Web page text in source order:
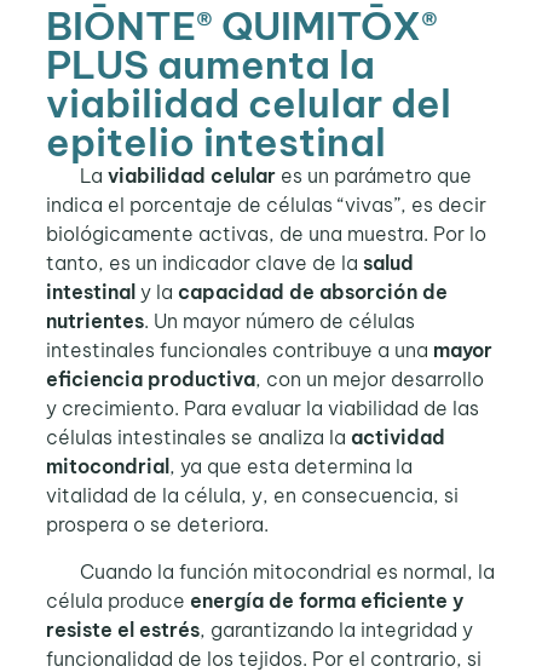
BIŌNTE® QUIMITŌX®
PLUS aumenta la
viabilidad celular del
epitelio intestinal
La viabilidad celulares un parámetro que
indica el porcentaje de células “vivas”, es decir
biológicamente activas, de una muestra. Por lo
tanto, es un indicador clave de la salud
intestinal y la capacidad de absorción de
nutrientes. Un mayor número de células
intestinales funcionales contribuye a una mayor
eficiencia productiva, con un mejor desarrollo
y crecimiento. Para evaluar la viabilidad de las
células intestinales se analiza la actividad
mitocondrial , ya que esta determina la
vitalidad de la célula, y, en consecuencia, si
prospera o se deteriora.
Cuando la función mitocondrial es normal, la
célula produce energía de forma eficiente y
resiste el estrés, garantizando la integridad y
funcionalidad de los tejidos. Por el contrario, si